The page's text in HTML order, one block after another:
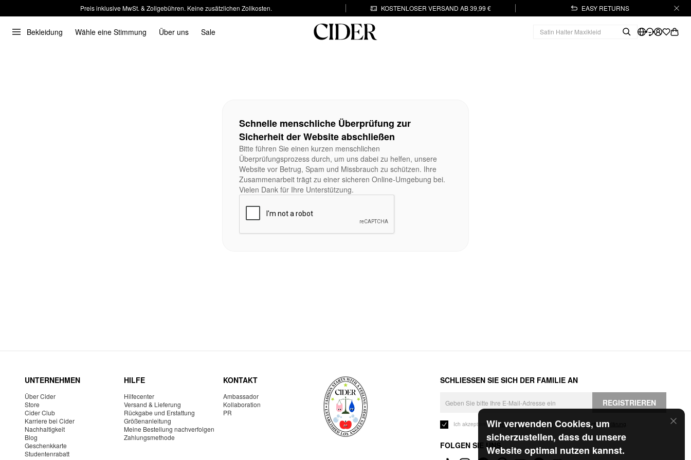
Preis inklusive MwSt. & Zollgebühren. Keine zusätzlichen Zollkosten. KOSTENLOSER VERSAND AB 39,99 € EASY RETURNS
Bekleidung Wähle eine Stimmung Über uns Sale
Wir verwenden Cookies, um
sicherzustellen, dass du unsere
Website optimal nutzen kannst.
Schnelle menschliche Überprüfung zur
Sicherheit der Website abschließen
Bitte führen Sie einen kurzen menschlichen
Überprüfungsprozess durch, um uns dabei zu helfen, unsere
Website vor Betrug, Spam und Missbrauch zu schützen. Ihre
Zusammenarbeit trägt zu einer sicheren Online-Umgebung bei.
Vielen Dank für Ihre Unterstützung.
UNTERNEHMEN
Über Cider
Store
Cider Club
Karriere bei Cider
Nachhaltigkeit
Blog
Geschenkkarte
Studentenrabatt
HILFE
Hilfecenter
Versand & Lieferung
Rückgabe und Erstattung
Größenanleitung
Meine Bestellung nachverfolgen
Zahlungsmethode
KONTAKT
Ambassador
Kollaboration
PR
SCHLIESSEN SIE SICH DER FAMILIE AN
REGISTRIEREN
Ich akzeptiere dieGeschäftsbedingungen und die Datenschutzerklärung
FOLGEN SIE UNS